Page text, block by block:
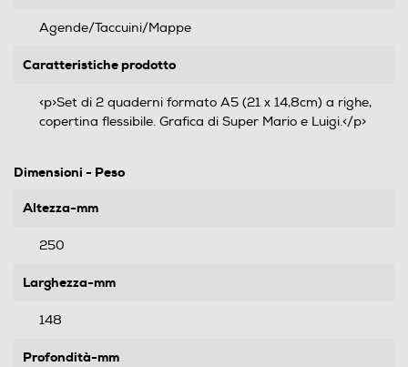
Agende/Taccuini/Mappe
Caratteristiche prodotto
<p>Set di 2 quaderni formato A5 (21 x 14,8cm) a righe,
copertina flessibile. Grafica di Super Mario e Luigi.</p>
Dimensioni - Peso
Altezza-mm
250
Larghezza-mm
148
Profondità-mm